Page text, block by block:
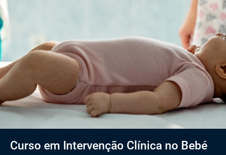
Curso em Intervenção Clínica no Bebé